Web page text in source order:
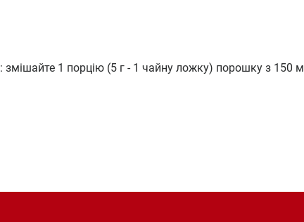
: змішайте 1 порцію (5 г - 1 чайну ложку) порошку з 150